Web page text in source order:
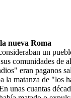
nueva Roma
un
comunidades de
eran paganos
matanza de "los
unas cuantas